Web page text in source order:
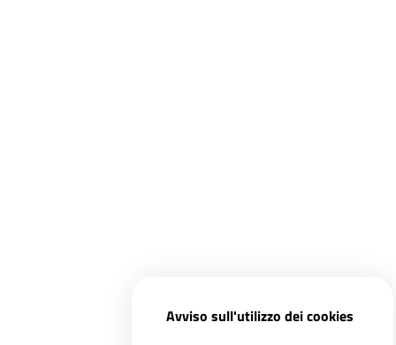
Avviso sull'utilizzo dei cookies